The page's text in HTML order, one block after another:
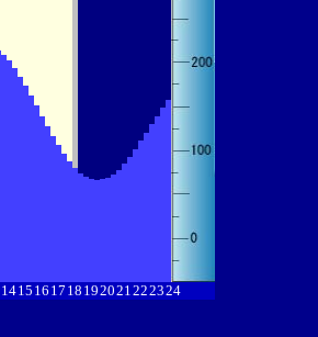
1415 16 17 18 192021222324